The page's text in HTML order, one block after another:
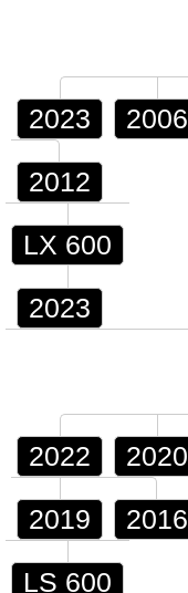
2023 2006
2012
LX 600
2023
2022 2020
2019 2016
LS 600